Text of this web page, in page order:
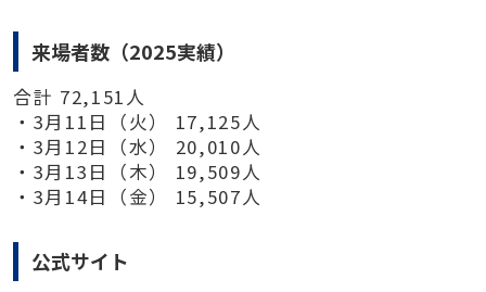
来場者数（2025実績）
合計 72,151人
・3月11日（火） 17,125人
・3月12日（水） 20,010人
・3月13日（木） 19,509人
・3月14日（金） 15,507人
公式サイト